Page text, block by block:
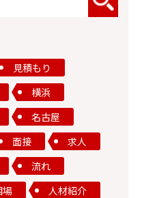
見積もり
横浜
名古屋
面接
求人
流れ
場
人材紹介